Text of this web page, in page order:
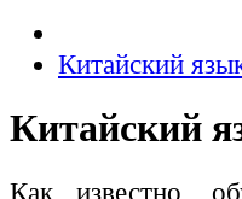
Китайский
Китайский
Как известно,